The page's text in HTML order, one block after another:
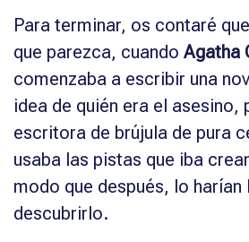
Para terminar, os contaré
que parezca, cuando Agatha
comenzaba a escribir una
idea de quién era el asesino,
escritora de brújula de pura
usaba las pistas que iba
modo que después, lo
descubrirlo.